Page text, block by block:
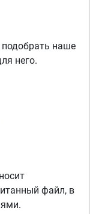
наше
него.
файл, в